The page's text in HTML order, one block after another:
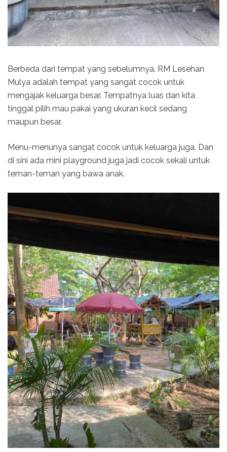
Berbeda dari tempat yang sebelumnya. RM Lesehan
Mulya adalah tempat yang sangat cocok untuk
mengajak keluarga besar. Tempatnya luas dan kita
tinggal pilih mau pakai yang ukuran kecil sedang
maupun besar.
Menu-menunya sangat cocok untuk keluarga juga. Dan
di sini ada mini playground juga jadi cocok sekali untuk
teman-teman yang bawa anak.